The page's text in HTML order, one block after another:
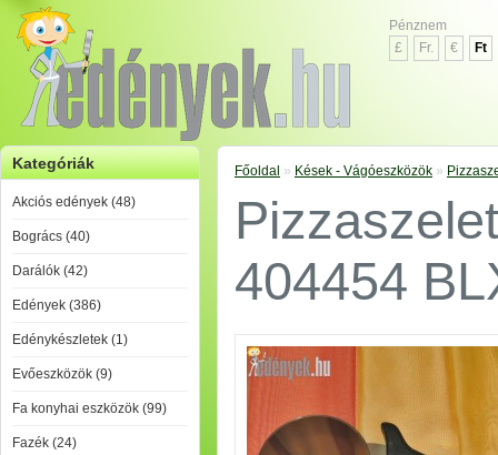
Pénznem
£
Fr. € Ft
Kategóriák
Akciós edények (48)
Bogrács (40)
Darálók (42)
Edények (386)
Edénykészletek (1)
Evőeszközök (9)
Fa konyhai eszközök (99)
Fazék (24)
Főoldal » Kések - Vágóeszközök »
404454